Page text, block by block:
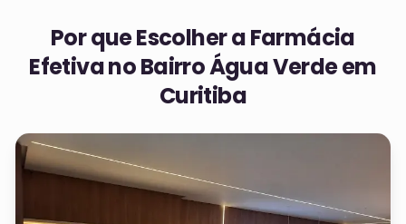
Por que Escolher a Farmácia
Efetiva noBairro Água Verde em
Curitiba